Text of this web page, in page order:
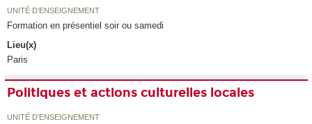
UNITÉ D’ENSEIGNEMENT
Formation en présentiel soir ou samedi
Lieu(x)
Paris
Politiques et actions culturelles locales
UNITÉ D’ENSEIGNEMENT